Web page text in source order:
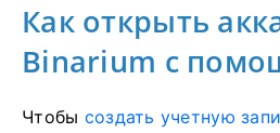
Как открыть
Binarium с
Чтобы создать учетную